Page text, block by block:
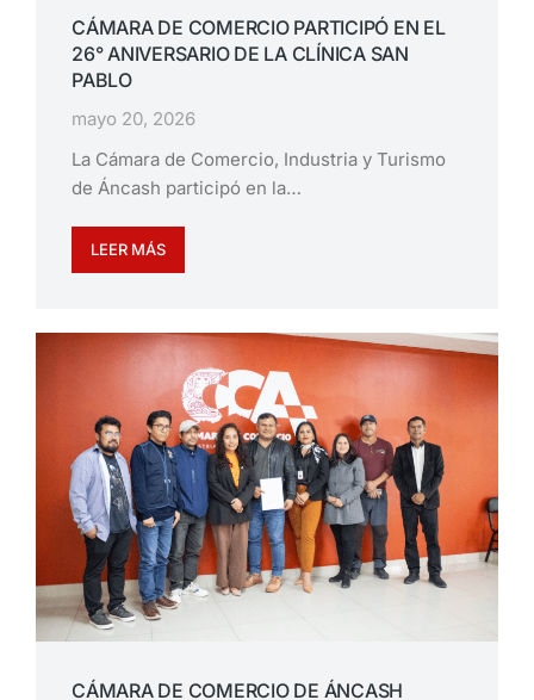
CÁMARA DE COMERCIO PARTICIPÓ EN EL
26° ANIVERSARIO DE LA CLÍNICA SAN
PABLO
mayo 20, 2026
La Cámara de Comercio, Industria y Turismo
de Áncash participó en la…
LEER MÁS
CÁMARA DE COMERCIO DE ÁNCASH